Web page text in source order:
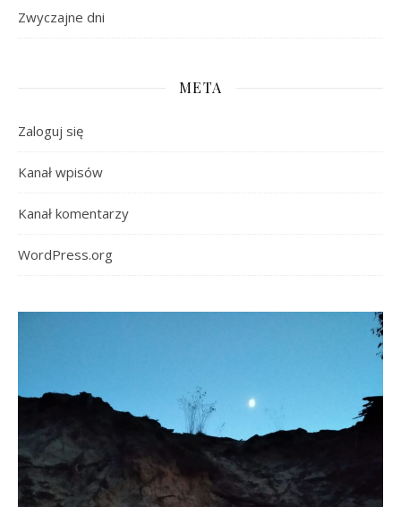
Zwyczajne dni
META
Zaloguj się
Kanał wpisów
Kanał komentarzy
WordPress.org